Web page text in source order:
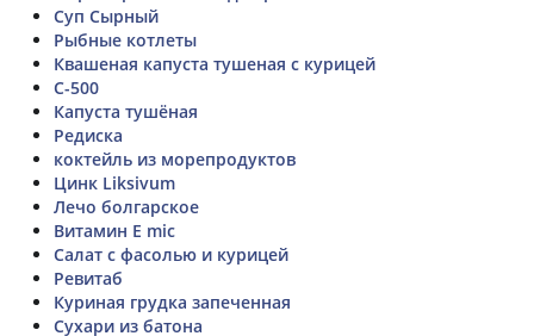
Суп Сырный
Рыбные котлеты
Квашеная капуста тушеная с курицей
C-500
Капуста тушёная
Редиска
коктейль из морепродуктов
Цинк Liksivum
Лечо болгарское
Витамин E mic
Салат с фасолью и курицей
Ревитаб
Куриная грудка запеченная
Сухари из батона